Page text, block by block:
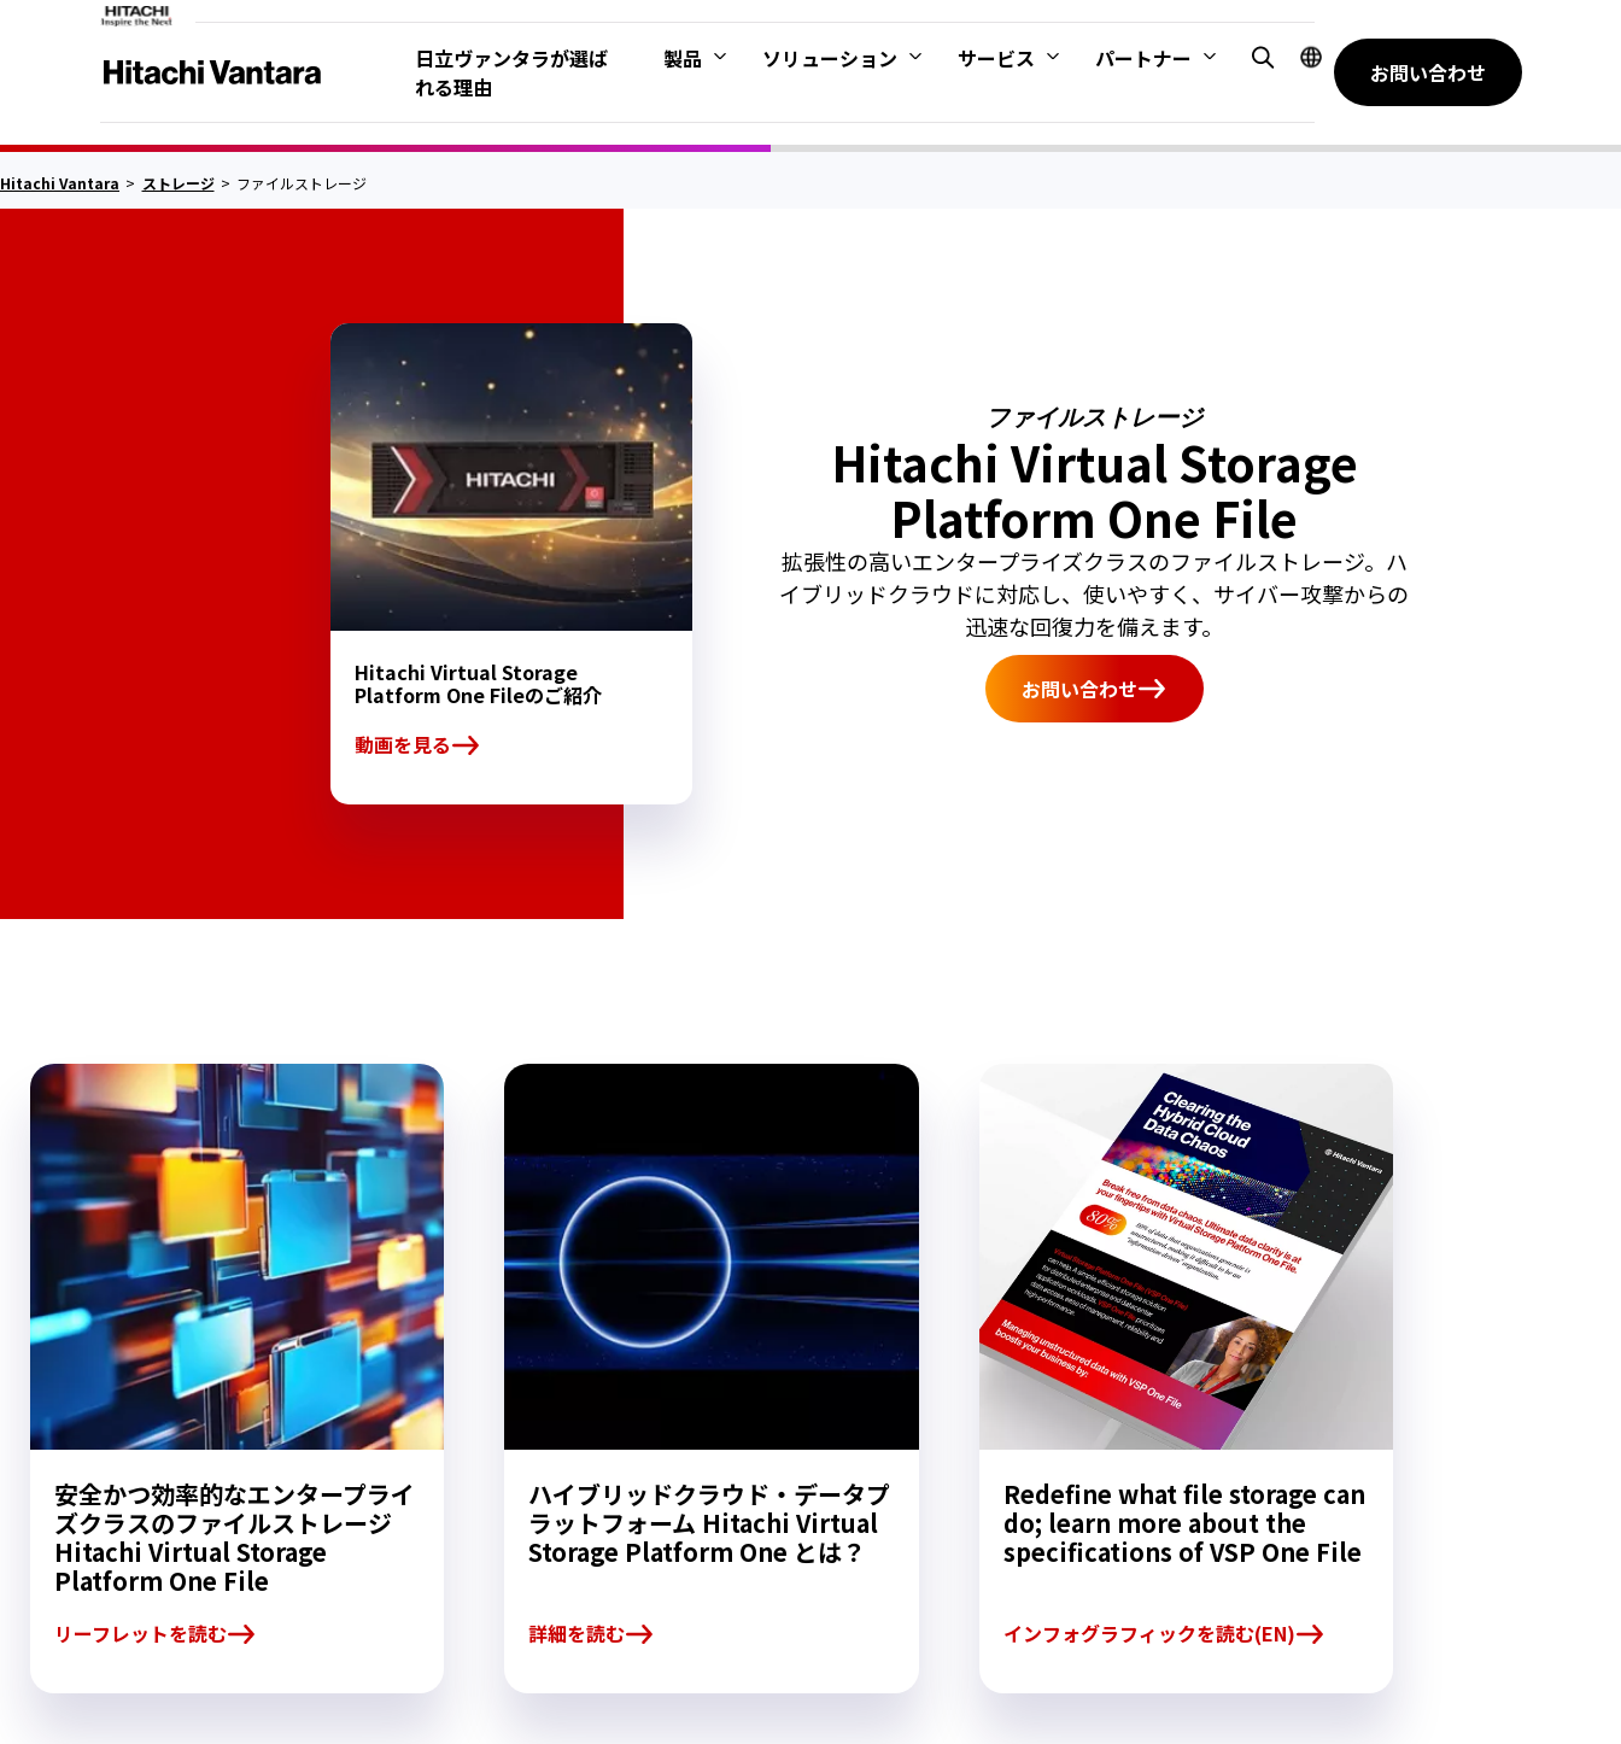
日立ヴァンタラが選ば
れる理由
製品 ソリューション サービス パートナー お問い合わせ
Hitachi Vantara ストレージ ファイルストレージ
Hitachi Virtual Storage
Platform One Fileのご紹介
動画を見る
ファイルストレージ
Hitachi Virtual Storage
Platform One File
拡張性の高いエンタープライズクラスのファイルストレージ。ハ
イブリッドクラウドに対応し、使いやすく、サイバー攻撃からの
迅速な回復力を備えます。
お問い合わせ
安全かつ効率的なエンタープライ
ズクラスのファイルストレージ
Hitachi Virtual Storage
Platform One File
リーフレットを読む
ハイブリッドクラウド・データプ
ラットフォーム Hitachi Virtual
Storage Platform One とは？
詳細を読む
Redefine what file storage can
do; learn more about the
specifications of VSP One File
インフォグラフィックを読む(EN)